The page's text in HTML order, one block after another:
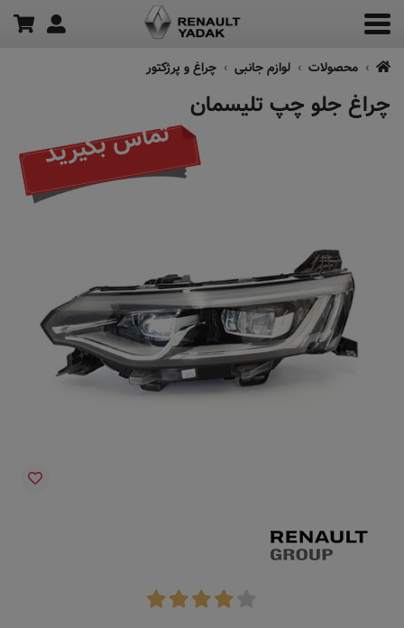
محصولات لوازم جانبی چراغ و پرژکتور
چراغ جلو چپ تلیسمان
تماس بگیرید